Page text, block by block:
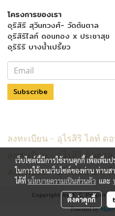
โครงการของเรา
อุริสิริ สุวินทวงศ์- วัดต้นตาล
อุริสิริไลท์ ดอนทอง x ประชาสุข
อุริริริ บางน้ำเปรี้ยว
Subscribe
ลงทะเบียน - อุไรสิริ ไลท์ ด
ลงทะเบียน - อุไรสิริ ต้นตาล
ลงทะเบียน - อุไรสิริ 3 บาง
Copyright by K C Property
Powered by
เว็บไซต์นี้มีการใช้งานคุกกี้ เพื่อเพิ่
ในการใช้งานเว็บไซต์ของท่าน ท่าน
ได้ที่นโยบายความเป็นส่วนตัว และ
ตั้งค่าคุกกี้